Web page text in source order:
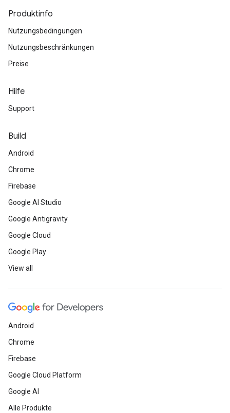
Produktinfo
Nutzungsbedingungen
Nutzungsbeschränkungen
Preise
Hilfe
Support
Build
Android
Chrome
Firebase
Google AI Studio
Google Antigravity
Google Cloud
Google Play
View all
Android
Chrome
Firebase
Google Cloud Platform
Google AI
Alle Produkte